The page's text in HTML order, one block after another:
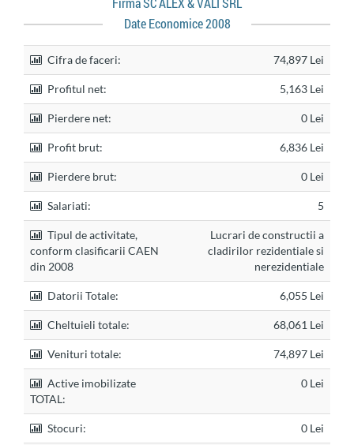
Firma SC ALEX & VALI SRL
Date Economice 2008
Cifra de faceri: 74,897 Lei
Profitul net: 5,163 Lei
Pierdere net: 0 Lei
Profit brut: 6,836 Lei
Pierdere brut: 0 Lei
Salariati: 5
Tipul de activitate,
conform clasificarii CAEN
din 2008
Lucrari de constructii a
cladirilor rezidentiale si
nerezidentiale
Datorii Totale: 6,055 Lei
Cheltuieli totale: 68,061 Lei
Venituri totale: 74,897 Lei
Active imobilizate
TOTAL:
0 Lei
Stocuri: 0 Lei